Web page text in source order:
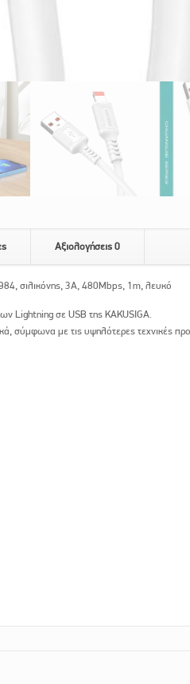
Αξιολογήσεις 0
σιλικόνης, 3Α, 480Mbps, 1m, λευκό
Lightning σε USB της KAKUSIGA.
σύμφωνα με τις υψηλότερες τεχνικές